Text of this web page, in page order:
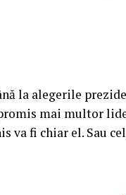
la alegerile
mai multor
va fi chiar el. Sau